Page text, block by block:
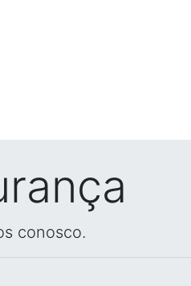
conosco.